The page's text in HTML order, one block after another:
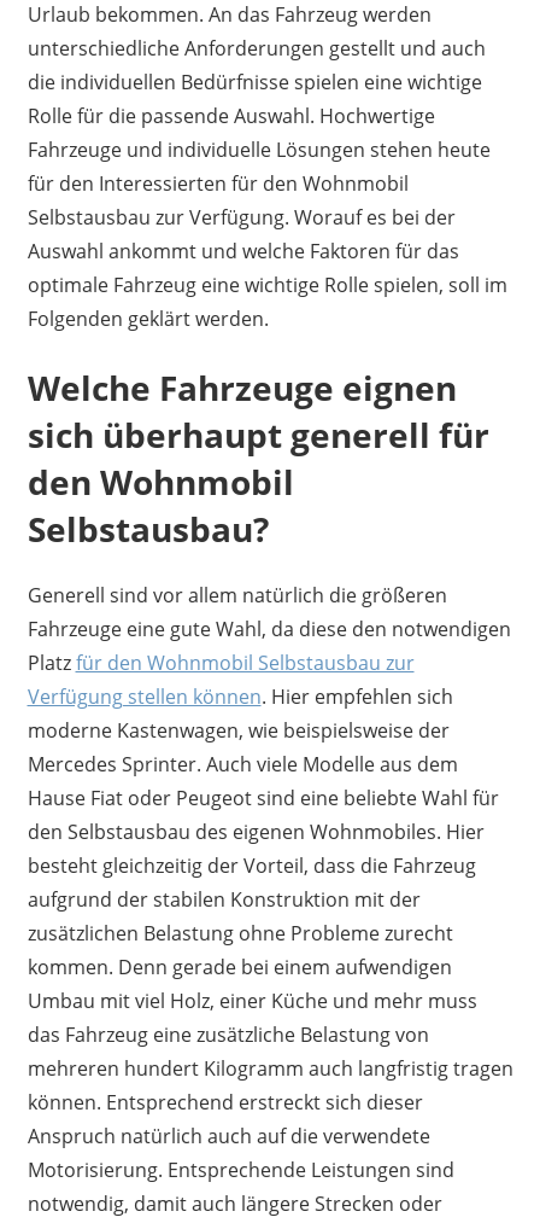
Urlaub bekommen. An das Fahrzeug werden
unterschiedliche Anforderungen gestellt und auch
die individuellen Bedürfnisse spielen eine wichtige
Rolle für die passende Auswahl. Hochwertige
Fahrzeuge und individuelle Lösungen stehen heute
für den Interessierten für den Wohnmobil
Selbstausbau zur Verfügung. Worauf es bei der
Auswahl ankommt und welche Faktoren für das
optimale Fahrzeug eine wichtige Rolle spielen, soll im
Folgenden geklärt werden.
Welche Fahrzeuge eignen
sich überhaupt generell für
den Wohnmobil
Selbstausbau?
Generell sind vor allem natürlich die größeren
Fahrzeuge eine gute Wahl, da diese den notwendigen
Platzfür den Wohnmobil Selbstausbau zur
Verfügung stellen können. Hier empfehlen sich
moderne Kastenwagen, wie beispielsweise der
Mercedes Sprinter. Auch viele Modelle aus dem
Hause Fiat oder Peugeot sind eine beliebte Wahl für
den Selbstausbau des eigenen Wohnmobiles. Hier
besteht gleichzeitig der Vorteil, dass die Fahrzeug
aufgrund der stabilen Konstruktion mit der
zusätzlichen Belastung ohne Probleme zurecht
kommen. Denn gerade bei einem aufwendigen
Umbau mit viel Holz, einer Küche und mehr muss
das Fahrzeug eine zusätzliche Belastung von
mehreren hundert Kilogramm auch langfristig tragen
können. Entsprechend erstreckt sich dieser
Anspruch natürlich auch auf die verwendete
Motorisierung. Entsprechende Leistungen sind
notwendig, damit auch längere Strecken oder